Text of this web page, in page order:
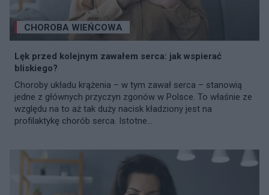
CHOROBA WIEŃCOWA
Lęk przed kolejnym zawałem serca: jak wspierać
bliskiego?
Choroby układu krążenia – w tym zawał serca – stanowią
jedne z głównych przyczyn zgonów w Polsce. To właśnie ze
względu na to aż tak duży nacisk kładziony jest na
profilaktykę chorób serca. Istotne...